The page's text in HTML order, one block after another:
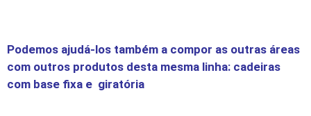
Podemos ajudá-los também a compor as outras áreas
com outros produtos desta mesma linha: cadeiras
com base fixa e giratória